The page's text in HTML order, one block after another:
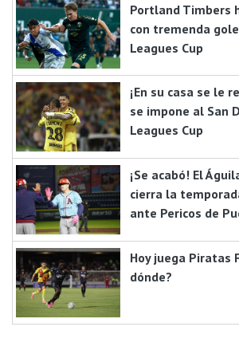
Portland Timbers
con tremenda
Leagues Cup
¡En su casa se le
se impone al San
Leagues Cup
¡Se acabó! El
cierra la
ante Pericos de
Hoy juega Piratas
dónde?